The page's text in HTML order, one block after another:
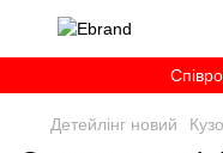
Детейлінг новий